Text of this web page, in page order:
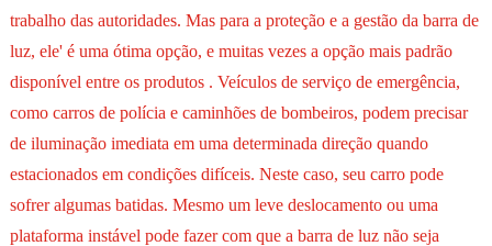
trabalho das autoridades. Mas para a proteção e a gestão da barra de
luz, ele' é uma ótima opção, e muitas vezes a opção mais padrão
disponível entre os produtos . Veículos de serviço de emergência,
como carros de polícia e caminhões de bombeiros, podem precisar
de iluminação imediata em uma determinada direção quando
estacionados em condições difíceis. Neste caso, seu carro pode
sofrer algumas batidas. Mesmo um leve deslocamento ou uma
plataforma instável pode fazer com que a barra de luz não seja